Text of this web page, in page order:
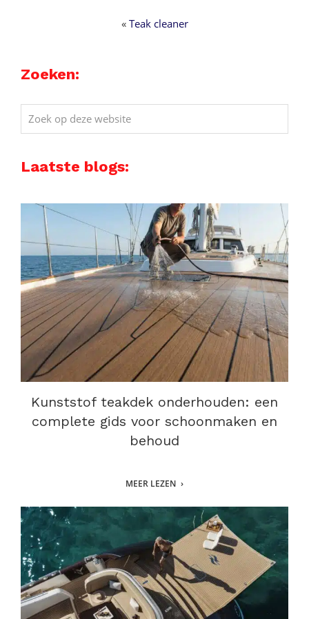
« Teak cleaner
Zoeken:
Zoek
op
website
Laatste blogs:
Kunststof teakdek onderhouden: een
complete gids voor schoonmaken en
behoud
MEER LEZEN